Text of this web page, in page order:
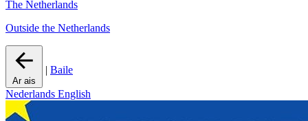
The Netherlands
Outside the Netherlands
Ar ais
| Baile
Nederlands English